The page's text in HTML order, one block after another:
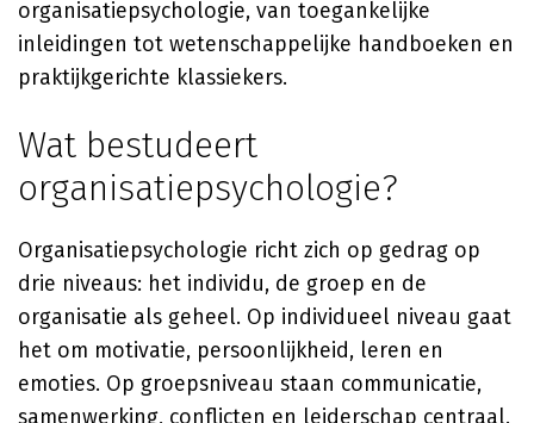
organisatiepsychologie, van toegankelijke
inleidingen tot wetenschappelijke handboeken en
praktijkgerichte klassiekers.
Wat bestudeert
organisatiepsychologie?
Organisatiepsychologie richt zich op gedrag op
drie niveaus: het individu, de groep en de
organisatie als geheel. Op individueel niveau gaat
het om motivatie, persoonlijkheid, leren en
emoties. Op groepsniveau staan communicatie,
samenwerking, conflicten en leiderschap centraal.